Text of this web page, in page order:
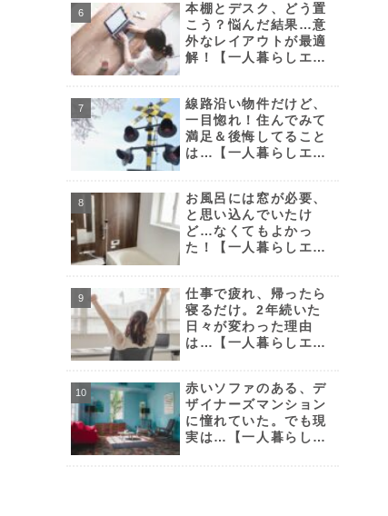
本棚とデスク、どう置
こう？悩んだ結果…意
外なレイアウトが最適
解！【一人暮らしエッ
線路沿い物件だけど、
一目惚れ！住んでみて
満足＆後悔してること
は…【一人暮らしエッ
お風呂には窓が必要、
と思い込んでいたけ
ど…なくてもよかっ
た！【一人暮らしエッ
仕事で疲れ、帰ったら
寝るだけ。2年続いた
日々が変わった理由
は…【一人暮らしエッ
赤いソファのある、デ
ザイナーズマンション
に憧れていた。でも現
実は…【一人暮らしエ